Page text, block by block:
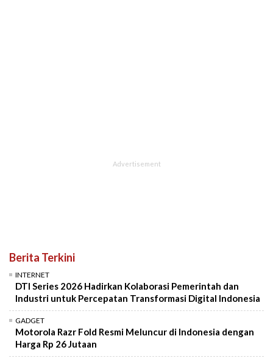
Berita Terkini
INTERNET
DTI Series 2026 Hadirkan Kolaborasi Pemerintah dan
Industri untuk Percepatan Transformasi Digital Indonesia
GADGET
Motorola Razr Fold Resmi Meluncur di Indonesia dengan
Harga Rp 26 Jutaan